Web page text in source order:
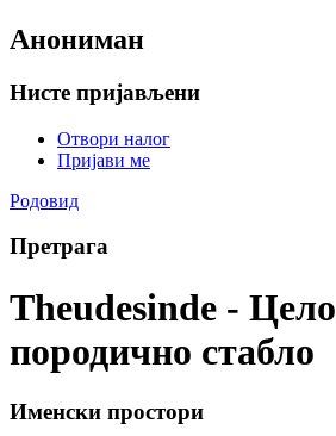
Анониман
Нисте пријављени
Отвори налог
Пријави ме
Родовид
Претрага
Theudesinde - Цело
породично стабло
Именски простори